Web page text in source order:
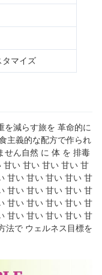
タマイズ
を減らす旅を 革命的に
主義的な配方で作られ
せん自然 に 体 を 排毒
甘い 甘い 甘い 甘い 甘
甘い 甘い 甘い 甘い 甘
甘い 甘い 甘い 甘い 甘
甘い 甘い 甘い 甘い 甘
甘い 甘い 甘い 甘い 甘
法で ウェルネス目標を